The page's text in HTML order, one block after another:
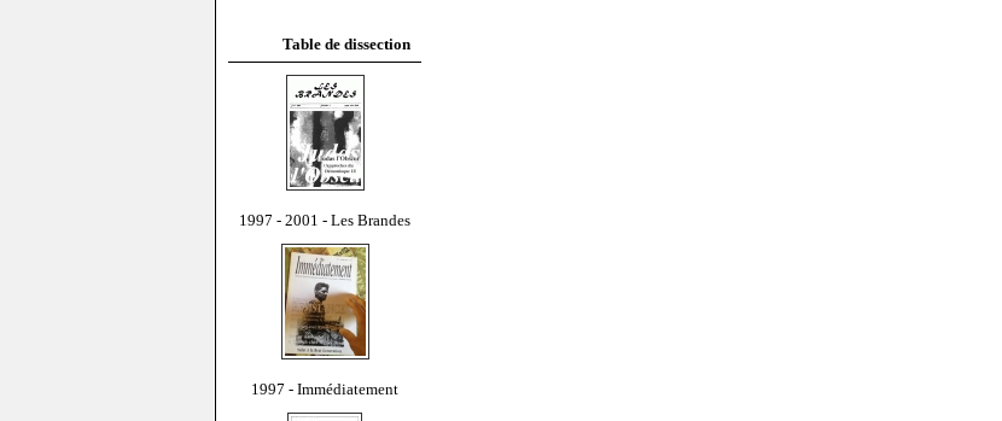
Table de dissection
1997 - 2001 - Les Brandes
1997 - Immédiatement